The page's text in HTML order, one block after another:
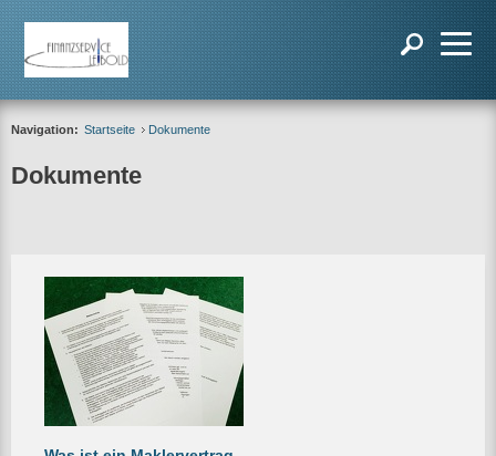
Navigation: Startseite Dokumente
Dokumente